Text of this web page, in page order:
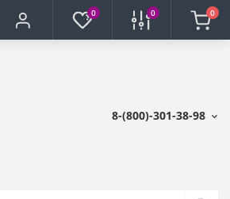
0 0 0
8-(800)-301-38-98